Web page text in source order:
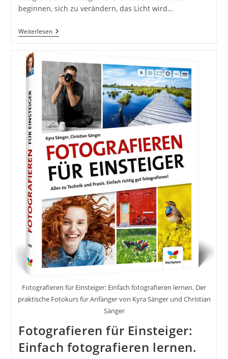
beginnen, sich zu verändern, das Licht wird…
WeiterlesenSpätsommer
Portrait-
Perfektes
Licht
Und
Atmosphäre
Female
Model
Frau
Woman
Andrea
Gleisdorf
Graz
Steiermark
Österreich
Fotografieren für Einsteiger: Einfach fotografieren lernen. Der
praktische Fotokurs für Anfänger von Kyra Sänger und Christian
Sänger
Fotografieren für Einsteiger:
Einfach fotografieren lernen.